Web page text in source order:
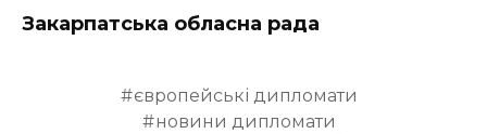
Закарпатська обласна рада
європейські дипломати
новини дипломати